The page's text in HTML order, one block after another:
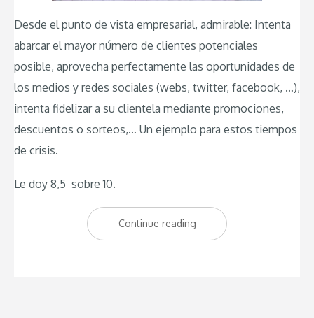
Desde el punto de vista empresarial, admirable: Intenta
abarcar el mayor número de clientes potenciales
posible, aprovecha perfectamente las oportunidades de
los medios y redes sociales (webs, twitter, facebook, …),
intenta fidelizar a su clientela mediante promociones,
descuentos o sorteos,… Un ejemplo para estos tiempos
de crisis.
Le doy 8,5 sobre 10.
Continue reading
restaurante